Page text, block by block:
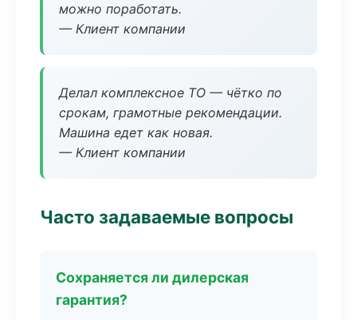
можно поработать.
— Клиент компании
Делал комплексное ТО — чётко по
срокам, грамотные рекомендации.
Машина едет как новая.
— Клиент компании
Часто задаваемые вопросы
Сохраняется ли дилерская
гарантия?